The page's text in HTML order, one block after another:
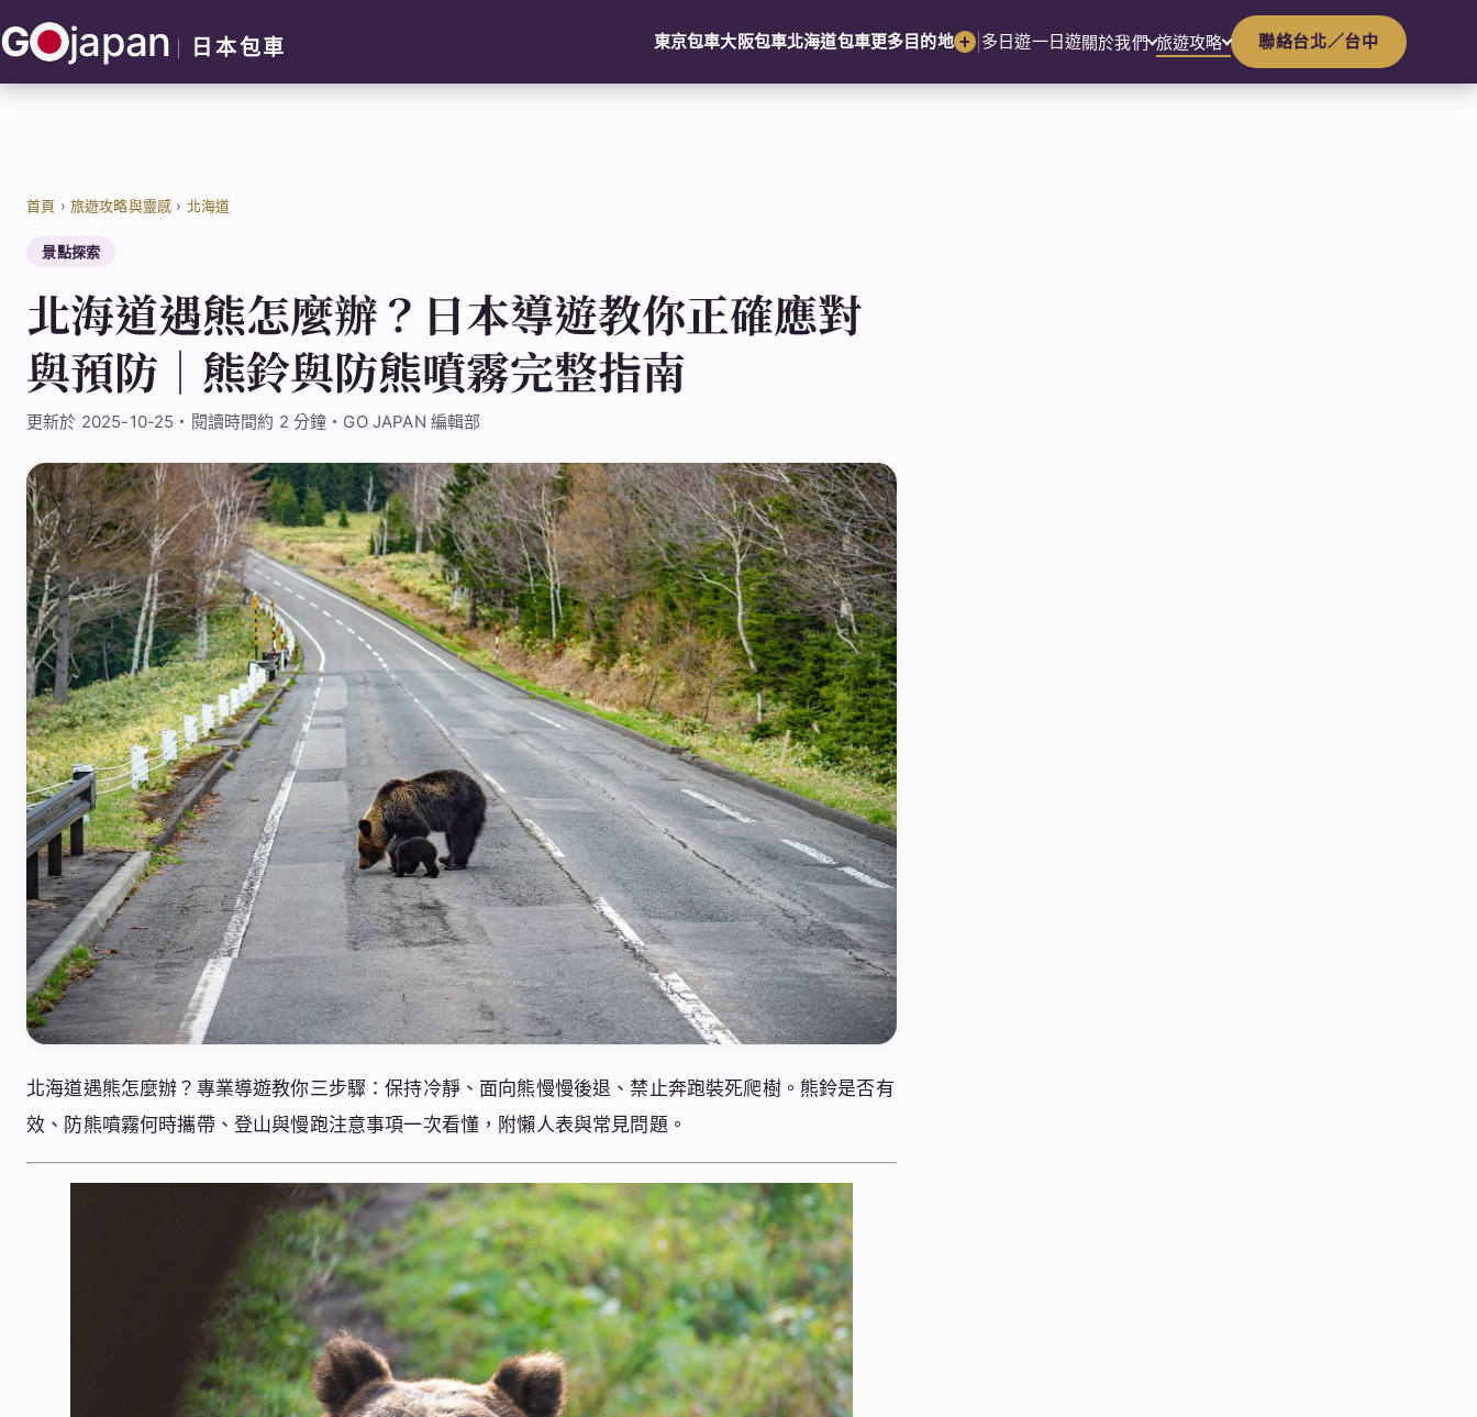
至
主
G japan 日本包車 東京包車大阪包車北海道包車更多目的地 | 多日遊一日遊關於我們 旅遊攻略 聯絡台北／台中
首頁 › 旅遊攻略與靈感 › 北海道
景點探索
北海道遇熊怎麼辦？日本導遊教你正確應對
與預防｜熊鈴與防熊噴霧完整指南
更新於 2025-10-25・閱讀時間約 2 分鐘・GO JAPAN 編輯部
北海道遇熊怎麼辦？專業導遊教你三步驟：保持冷靜、面向熊慢慢後退、禁止奔跑裝死爬樹。熊鈴是否有
效、防熊噴霧何時攜帶、登山與慢跑注意事項一次看懂，附懶人表與常見問題。